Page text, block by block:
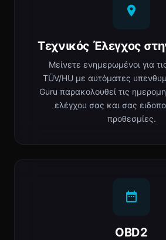
Τεχνικός Έλεγχος
Μείνετε ενημερωμένοι για
TÜV/HU με αυτόματες
Guru παρακολουθεί τις
ελέγχου σας και σας
προθεσμίες.
OBD2